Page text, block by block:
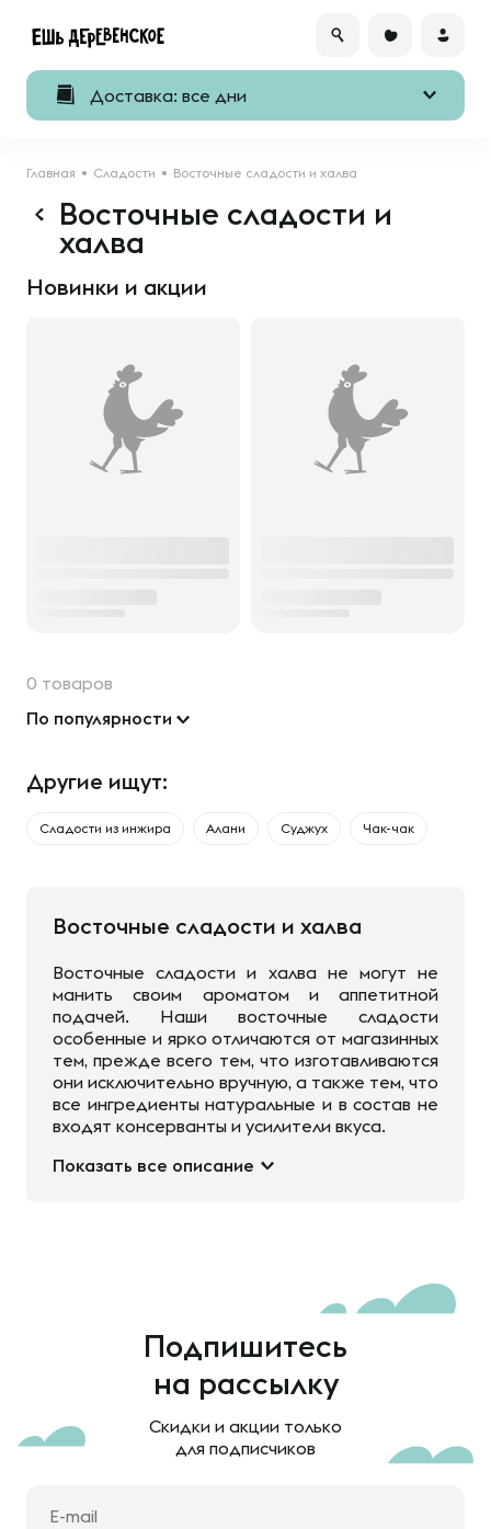
Доставка: все дни
Главная Сладости Восточные сладости и халва
Восточные сладости и
халва
Новинки и акции
0 товаров
По популярности
Другие ищут:
Сладости из инжира Алани Суджух Чак-чак
Восточные сладости и халва
Восточные сладости и халва не могут не
манить своим ароматом и аппетитной
подачей. Наши восточные сладости
особенные и ярко отличаются от магазинных
тем, прежде всего тем, что изготавливаются
они исключительно вручную, а также тем, что
все ингредиенты натуральные и в состав не
входят консерванты и усилители вкуса.
Показать все описание
Подпишитесь
на рассылку
Скидки и акции только
для подписчиков